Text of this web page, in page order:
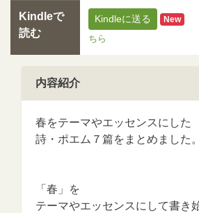
Kindleで
読む
Kindleに送る New
ちら
内容紹介
春をテーマやエッセンスにした
詩・ポエム７篇をまとめました。
「春」を
テーマやエッセンスにして書き